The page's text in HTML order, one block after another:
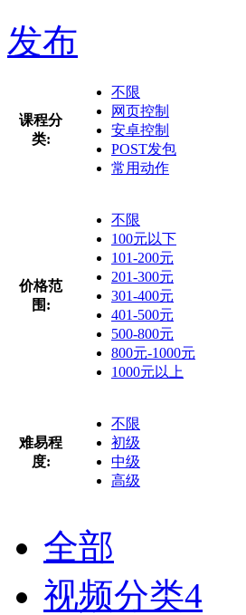
发布
课程分
类:
不限
网页控制
安卓控制
POST发包
常用动作
价格范
围:
不限
100元以下
101-200元
201-300元
301-400元
401-500元
500-800元
800元-1000元
1000元以上
难易程
度:
不限
初级
中级
高级
全部
视频分类4